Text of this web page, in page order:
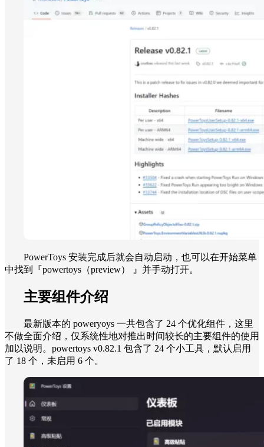
PowerToys 安装完成后就会自动启动，也可以在开始菜单
中找到『powertoys（preview） 』并手动打开。
主要组件介绍
最新版本的 poweryoys 一共包含了 24 个优化组件，这里
不做全面介绍，仅系统性地对推出时间较长的主要组件的使用
加以说明。powertoys v0.82.1 包含了 24 个小工具，默认启用
了 18 个，未启用 6 个。